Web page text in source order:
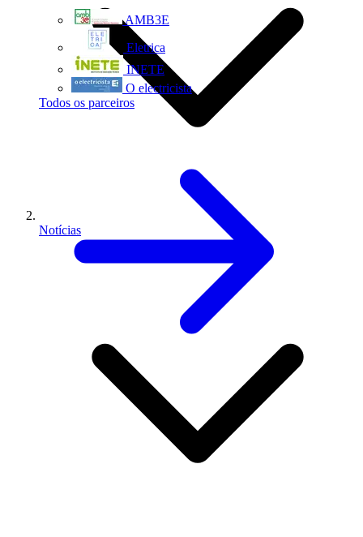
AMB3E
Eletrica
INETE
O electricista
Todos os parceiros
Notícias